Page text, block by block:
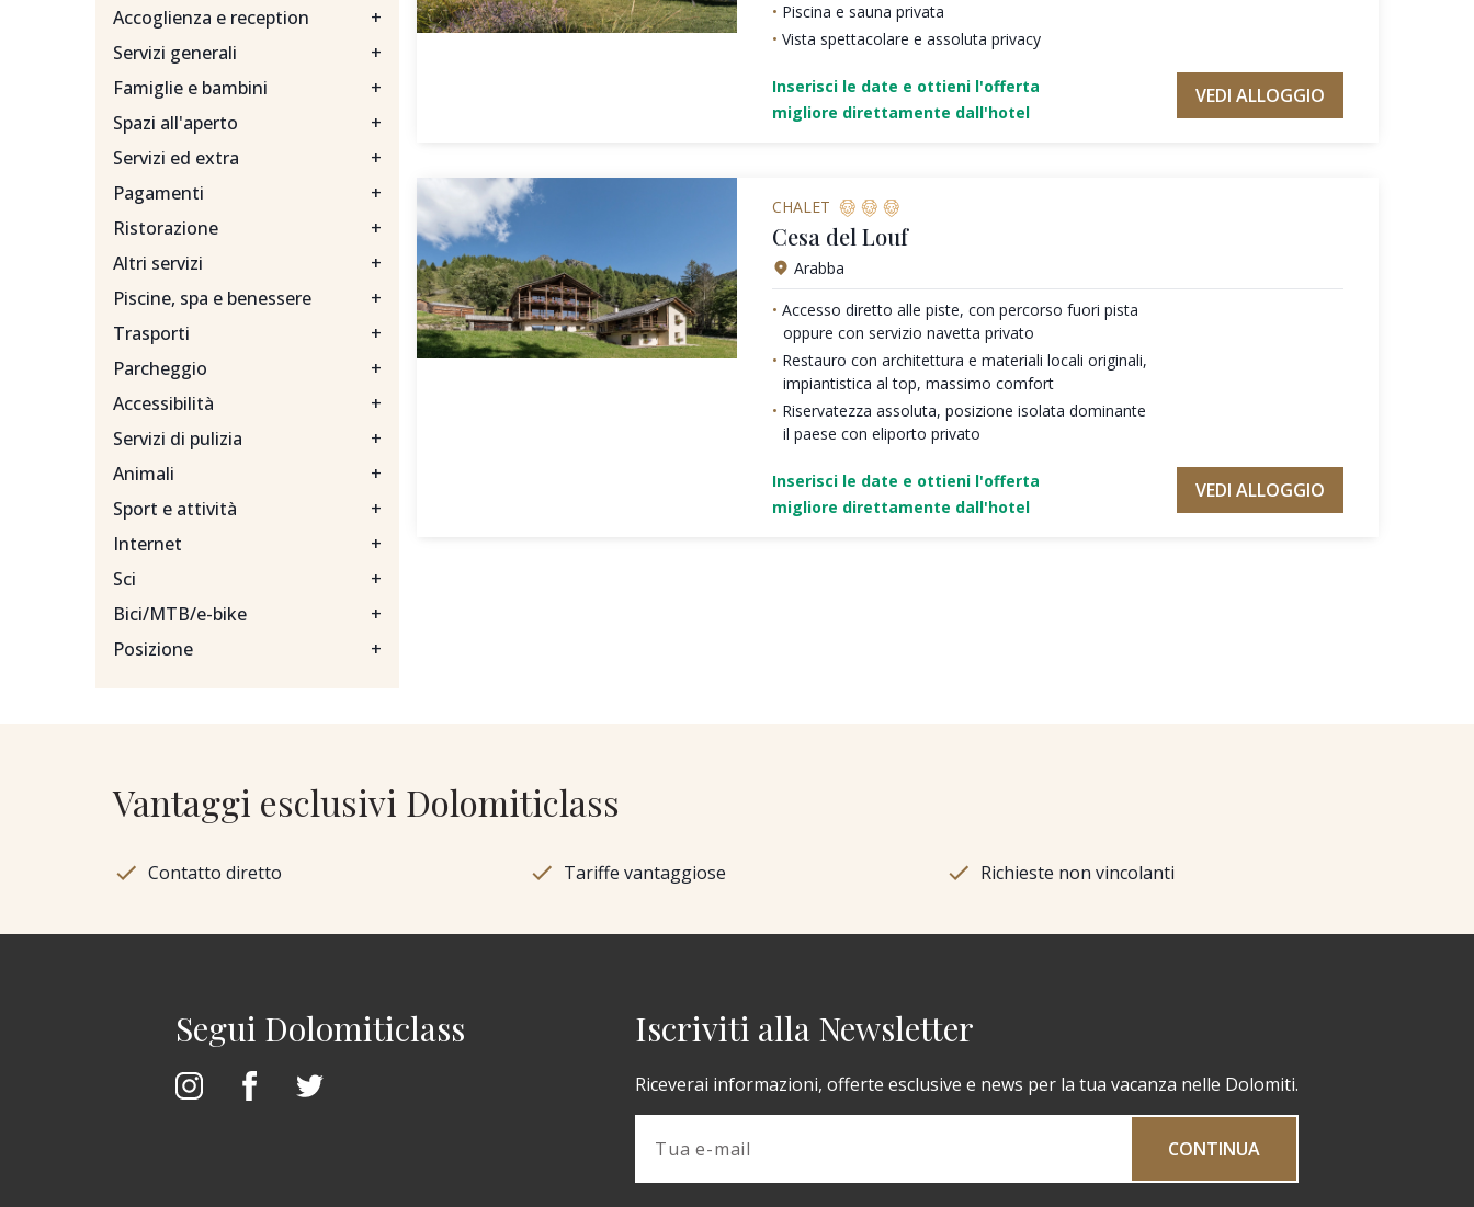
Accoglienza e reception
+
Servizi generali
+
Famiglie e bambini
+
Spazi all'aperto
+
Servizi ed extra
+
Pagamenti
+
Ristorazione
+
Altri servizi
+
Piscine, spa e benessere
+
Trasporti
+
Parcheggio
+
Accessibilità
+
Servizi di pulizia
+
Animali
+
Sport e attività
+
Internet
+
Sci
+
Bici/MTB/e-bike
+
Posizione
+
Piscina e sauna privata
Vista spettacolare e assoluta privacy
Inserisci le date e ottieni l'offerta
migliore direttamente dall'hotel
VEDI ALLOGGIO
CHALET
Cesa del Louf
Arabba
Accesso diretto alle piste, con percorso fuori pista
oppure con servizio navetta privato
Restauro con architettura e materiali locali originali,
impiantistica al top, massimo comfort
Riservatezza assoluta, posizione isolata dominante
il paese con eliporto privato
Inserisci le date e ottieni l'offerta
migliore direttamente dall'hotel
VEDI ALLOGGIO
Vantaggi esclusivi Dolomiticlass
Contatto diretto Tariffe vantaggiose Richieste non vincolanti
Segui Dolomiticlass Iscriviti alla Newsletter
Riceverai informazioni, offerte esclusive e news per la tua vacanza nelle Dolomiti.
CONTINUA